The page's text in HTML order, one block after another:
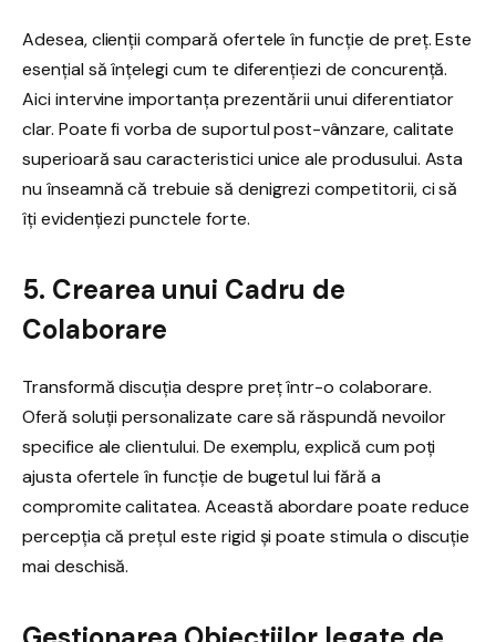
Adesea, clienții compară ofertele în funcție de preț. Este
esențial să înțelegi cum te diferențiezi de concurență.
Aici intervine importanța prezentării unui diferentiator
clar. Poate fi vorba de suportul post-vânzare, calitate
superioară sau caracteristici unice ale produsului. Asta
nu înseamnă că trebuie să denigrezi competitorii, ci să
îți evidențiezi punctele forte.
5. Crearea unui Cadru de
Colaborare
Transformă discuția despre preț într-o colaborare.
Oferă soluții personalizate care să răspundă nevoilor
specifice ale clientului. De exemplu, explică cum poți
ajusta ofertele în funcție de bugetul lui fără a
compromite calitatea. Această abordare poate reduce
percepția că prețul este rigid și poate stimula o discuție
mai deschisă.